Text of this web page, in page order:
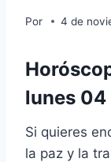
Por 4 de
lunes 04
Si quieres
la paz y la